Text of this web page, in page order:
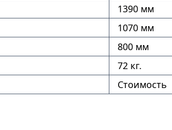
1390 мм
1070 мм
800 мм
72 кг.
Стоимость